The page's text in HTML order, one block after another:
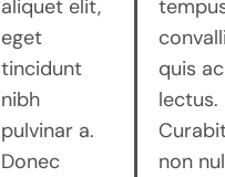
aliquet elit,
eget
tincidunt
nibh
pulvinar a.
Donec
tempus
convallis
quis ac
lectus.
Curabitur
non nulla sit